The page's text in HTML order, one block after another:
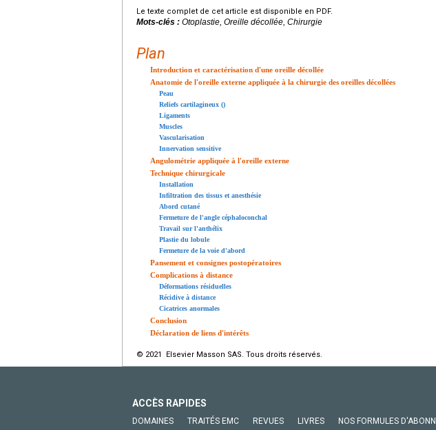
Le texte complet de cet article est disponible en PDF.
Mots-clés : Otoplastie, Oreille décollée, Chirurgie
Plan
Introduction et caractérisation d'une oreille décollée
Anatomie de l'oreille externe appliquée à la chirurgie des oreilles décollées
Peau
Reliefs cartilagineux ()
Ligaments
Muscles
Vascularisation
Innervation sensitive
Angulométrie appliquée à l'oreille externe
Technique chirurgicale
Installation
Infiltration des tissus et anesthésie
Abord cutané
Fermeture de l'angle céphaloconchal
Travail sur l'anthélix
Plastie du lobule
Fermeture de la voie d'abord
Pansement et consignes postopératoires
Complications à distance
Déformations résiduelles
Récidive à distance
Cicatrices anormales
Conclusion
Déclaration de liens d'intérêts
© 2021 Elsevier Masson SAS. Tous droits réservés.
ACCÈS RAPIDES
DOMAINES TRAITÉS EMC REVUES LIVRES NOS FORMULES